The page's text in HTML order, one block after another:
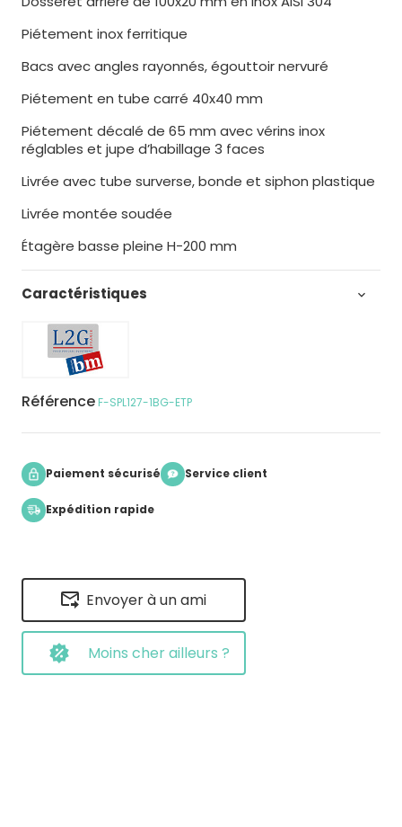
Envoyer à un ami
Moins cher ailleurs ?
Piétement inox ferritique
Bacs avec angles rayonnés, égouttoir nervuré
Piétement en tube carré 40x40 mm
Piétement décalé de 65 mm avec vérins inox
réglables et jupe d’habillage 3 faces
Livrée avec tube surverse, bonde et siphon plastique
Livrée montée soudée
Étagère basse pleine H-200 mm
Caractéristiques 
Référence F-SPL127-1BG-ETP
Paiement sécurisé Service client
Expédition rapide